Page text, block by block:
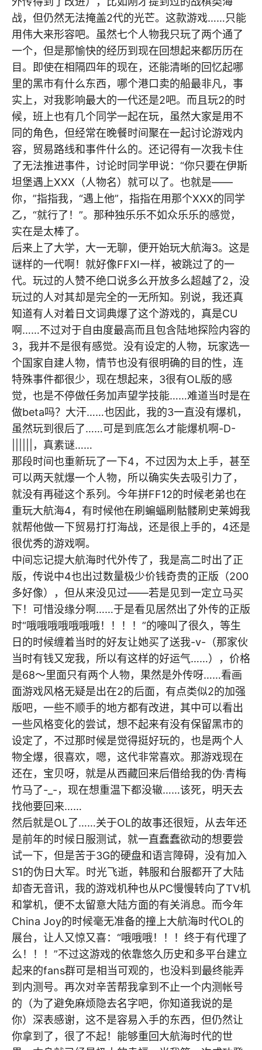
战，但仍然无法掩盖2代的光芒。这款游戏……只能
用伟大来形容吧。虽然七个人物我只玩了两个通了
一个，但是那愉快的经历到现在回想起来都历历在
目。即使在相隔四年的现在，还能清晰的回忆起哪
里的黑市有什么东西，哪个港口卖的船最非凡，事
实上，对我影响最大的一代还是2吧。而且玩2的时
候，班上也有几个同学一起在玩，虽然大家是用不
同的角色，但经常在晚餐时间聚在一起讨论游戏内
容，贸易路线和事件什么的。还记得有一次我卡住
了无法推进事件，讨论时同学甲说：“你只要在伊斯
坦堡遇上XXX（人物名）就可以了。也就是——
你，”指指我，“遇上他”，指指在用那个XXX的同学
乙，“就行了！”。那种独乐乐不如众乐乐的感觉，
实在是太棒了。
后来上了大学，大一无聊，便开始玩大航海3。这是
谜样的一代啊！就好像FFXI一样，被跳过了的一
代。玩过的人赞不绝口说多么开放多么超越了2，没
玩过的人对其却是完全的一无所知。别说，我还真
知道有人对着日文词典爆了这个游戏的，真是CU
啊……不过对于自由度最高而且包含陆地探险内容的
3，我并不是很有感觉。没有设定的人物，玩家选一
个国家自建人物，情节也没有很明确的目的性，连
特殊事件都很少，现在想起来，3很有OL版的感
觉，也是不停做任务加声望学技能……难道当时是在
做beta吗？大汗……也因此，我的3一直没有爆机，
虽然玩到很后了……可是到底怎么才能爆机啊-D-
||||||，真素谜……
那段时间也重新玩了一下4，不过因为太上手，甚至
可以两天就爆一个人物，所以确实失去吸引力了，
就没有再碰这个系列。今年拼FF12的时候老弟也在
重玩大航海4，有时候他在刷蝙蝠刷骷髅刷史莱姆我
就帮他做一下贸易打打海战，还是很上手的，4还是
很优秀的游戏啊。
中间忘记提大航海时代外传了，我是高二时出了正
版，传说中4也出过数量极少价钱奇贵的正版（200
多好像），但从来没见过——若是见到一定立马买
下！可惜没缘分啊……于是看见居然出了外传的正版
时“哦哦哦哦哦哦哦！！！！”的嚎叫了很久，等生
日的时候缠着当时的好友让她买了送我-v-（那家伙
当时有钱又宠我，所以有这样的好运气……），价格
是68～里面只有两个人物，果然是外传呀……看画
面游戏风格无疑是出在2的后面，有点类似2的加强
版吧，一些不顺手的地方都有改进，其中可以看出
一些风格变化的尝试，想不起来有没有保留黑市的
设定了，不过那时候是觉得挺好玩的，也是两个人
物全爆，很喜欢，嗯，这代非常喜欢。那游戏现在
还在，宝贝呀，就是从西藏回来后借给我的伪·青梅
竹马了-_-，现在想重温下都没辙……该死，明天去
找他要回来……
然后就是OL了……关于OL的故事还很短，从去年还
是前年的时候日服测试，就一直蠢蠢欲动的想要尝
试一下，但是苦于3G的硬盘和语言障碍，没有加入
S1的伪日大军。时光飞逝，韩服和台服都开了大陆
却杳无音讯，我的游戏机种也从PC慢慢转向了TV机
和掌机，便不太留意大陆方面的有关消息。而今年
China Joy的时候毫无准备的撞上大航海时代OL的
展台，让人又惊又喜：“哦哦哦！！！终于有代理了
么！！！”不过这游戏的依靠悠久历史和多平台建立
起来的fans群可是相当可观的，也没料到最终能弄
到内测号。再次对辛苦帮我拿到不止一个内测帐号
的（为了避免麻烦隐去名字吧，你知道我说的是
你）深表感谢，这不是容易入手的东西，但仍然让
你拿到了，很了不起！能够重回大航海时代的世